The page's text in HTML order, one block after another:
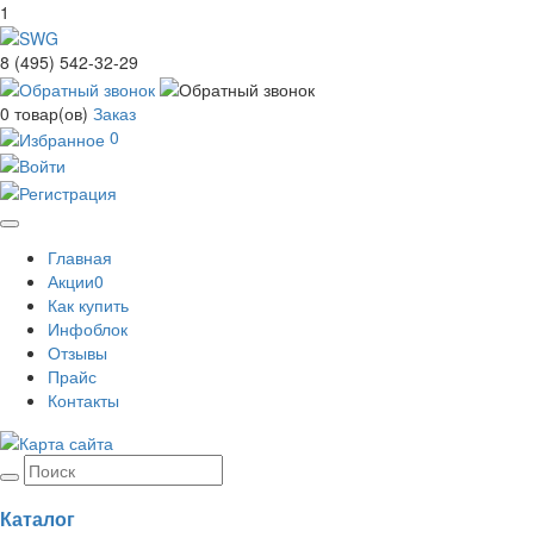
1
8 (495) 542-32-29
0 товар(ов) Заказ
0
Toggle
navigation
Главная
Акции0
Как купить
Инфоблок
Отзывы
Прайс
Контакты
Каталог